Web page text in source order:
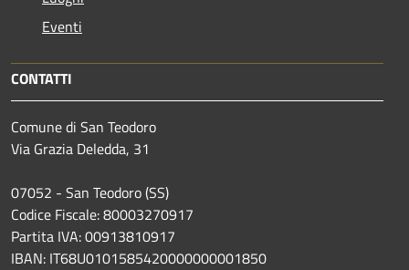
Eventi
CONTATTI
Comune di San Teodoro
Via Grazia Deledda, 31
07052 - San Teodoro (SS)
Codice Fiscale: 80003270917
Partita IVA: 00913810917
IBAN: IT68U0101585420000000001850